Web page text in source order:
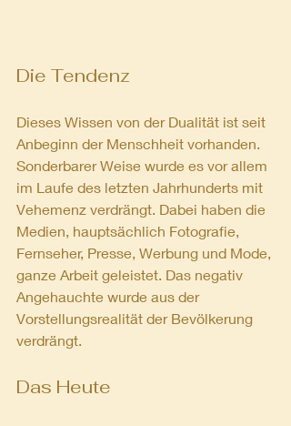
Die Tendenz
Dieses Wissen von der Dualität ist seit
Anbeginn der Menschheit vorhanden.
Sonderbarer Weise wurde es vor allem
im Laufe des letzten Jahrhunderts mit
Vehemenz verdrängt. Dabei haben die
Medien, hauptsächlich Fotografie,
Fernseher, Presse, Werbung und Mode,
ganze Arbeit geleistet. Das negativ
Angehauchte wurde aus der
Vorstellungsrealität der Bevölkerung
verdrängt.
Das Heute